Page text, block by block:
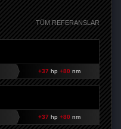
TÜM REFERANSLAR
+37 hp +80 nm
+37 hp +80 nm